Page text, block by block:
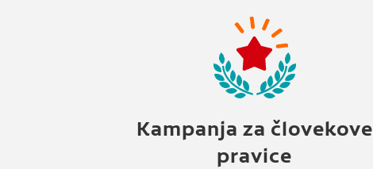
Kampanja za človekove
pravice